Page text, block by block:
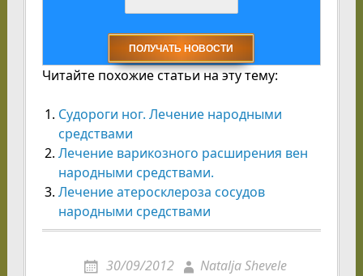
Читайте похожие статьи на эту тему:
Судороги ног. Лечение народными
средствами
Лечение варикозного расширения вен
народными средствами.
Лечение атеросклероза сосудов
народными средствами
30/09/2012 Natalja Shevele